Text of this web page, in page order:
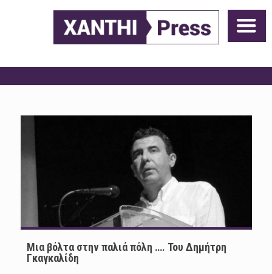
Μια βόλτα στην παλιά πόλη …. Του Δημήτρη
Γκαγκαλίδη